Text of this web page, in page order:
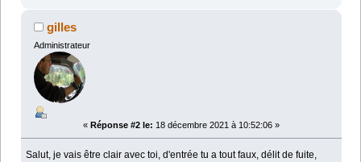
gilles
Administrateur
« Réponse #2 le: 18 décembre 2021 à 10:52:06 »
Salut, je vais être clair avec toi, d'entrée tu a tout faux, délit de fuite,